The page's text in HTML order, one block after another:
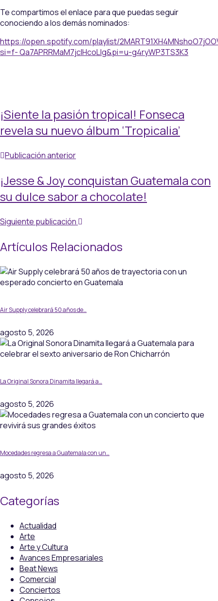
Te compartimos el enlace para que puedas seguir
conociendo a los demás nominados:
https://open.spotify.com/playlist/
si=f- Qa7APRRMaM7jcIHcoLlg&pi=u-g4ryWP3TS3K3
¡Siente la pasión tropical! Fonseca
revela su nuevo álbum ‘Tropicalia’
Publicación anterior
¡Jesse & Joy conquistan Guatemala con
su dulce sabor a chocolate!
Siguiente publicación
Artículos Relacionados
Air Supply celebrará 50 años de…
agosto 5, 2026
La Original Sonora Dinamita llegará a…
agosto 5, 2026
Mocedades regresa a Guatemala con un…
agosto 5, 2026
Categorías
Actualidad
Arte
Arte y Cultura
Avances Empresariales
Beat News
Comercial
Conciertos